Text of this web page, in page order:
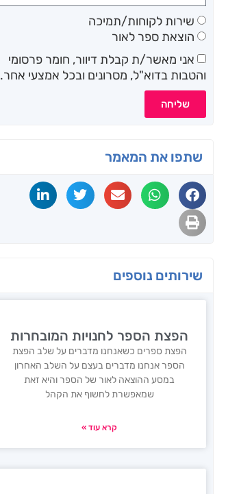
שירות לקוחות/תמיכה
הוצאת ספר לאור
אני מאשר/ת קבלת דיוור, חומר פרסומי
והטבות בדוא"ל, מסרונים ובכל אמצעי אחר.
שליחה
שתפו את המאמר
שירותים נוספים
הפצת הספר לחנויות המובחרות
הפצת ספרים כשאנחנו מדברים על שלב הפצת
הספר אנחנו מדברים בעצם על השלב האחרון
במסע ההוצאה לאור של הספר והיא זאת
שמאפשרת לחשוף את הקהל
קרא עוד »